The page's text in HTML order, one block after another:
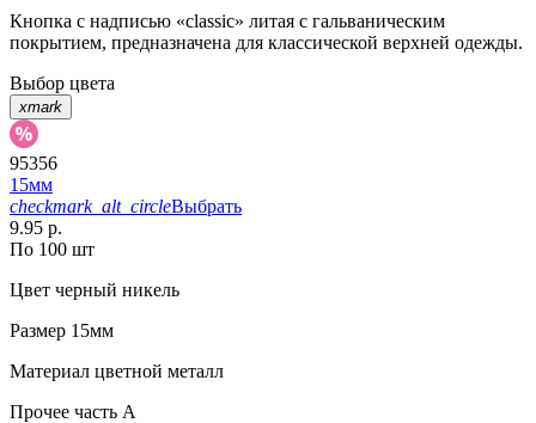
Кнопка с надписью «classic» литая с гальваническим
покрытием, предназначена для классической верхней одежды.
Выбор цвета
xmark
95356
15мм
checkmark_alt_circleВыбрать
9.95 р.
По 100 шт
Цвет черный никель
Размер 15мм
Материал цветной металл
Прочее часть A